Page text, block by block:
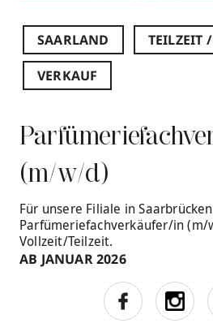
SAARLAND
TEILZEIT
VERKAUF
(m/w/d)
Für unsere Filiale in
Parfümeriefachverkäufer/in (m/
Vollzeit/Teilzeit.
AB JANUAR 2026